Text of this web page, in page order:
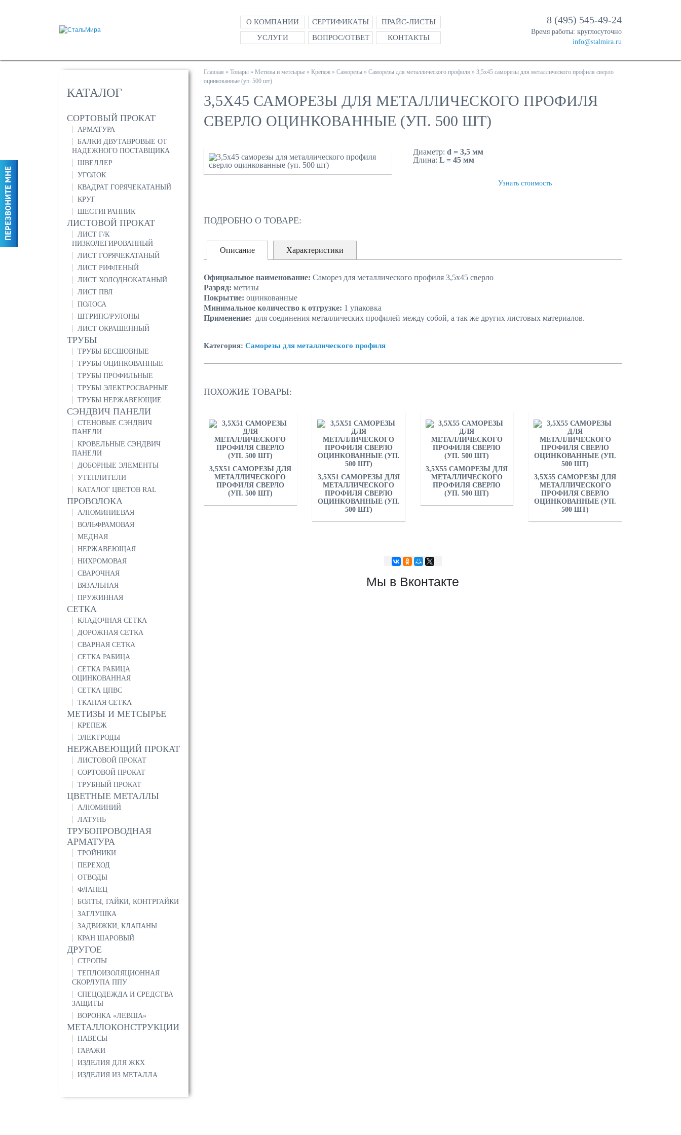
О КОМПАНИИ СЕРТИФИКАТЫ
ПРАЙС-ЛИСТЫ
УСЛУГИ
ВОПРОС/ОТВЕТ КОНТАКТЫ
8 (495) 545-49-24
Время работы: круглосуточно
info@stalmira.ru
КАТАЛОГ
СОРТОВЫЙ ПРОКАТ
АРМАТУРА
БАЛКИ ДВУТАВРОВЫЕ ОТ
НАДЕЖНОГО ПОСТАВЩИКА
ШВЕЛЛЕР
УГОЛОК
КВАДРАТ ГОРЯЧЕКАТАНЫЙ
КРУГ
ШЕСТИГРАННИК
ЛИСТОВОЙ ПРОКАТ
ЛИСТ Г/К
НИЗКОЛЕГИРОВАННЫЙ
ЛИСТ ГОРЯЧЕКАТАНЫЙ
ЛИСТ РИФЛЕНЫЙ
ЛИСТ ХОЛОДНОКАТАНЫЙ
ЛИСТ ПВЛ
ПОЛОСА
ШТРИПС/РУЛОНЫ
ЛИСТ ОКРАШЕННЫЙ
ТРУБЫ
ТРУБЫ БЕСШОВНЫЕ
ТРУБЫ ОЦИНКОВАННЫЕ
ТРУБЫ ПРОФИЛЬНЫЕ
ТРУБЫ ЭЛЕКТРОСВАРНЫЕ
ТРУБЫ НЕРЖАВЕЮЩИЕ
СЭНДВИЧ ПАНЕЛИ
СТЕНОВЫЕ СЭНДВИЧ
ПАНЕЛИ
КРОВЕЛЬНЫЕ СЭНДВИЧ
ПАНЕЛИ
ДОБОРНЫЕ ЭЛЕМЕНТЫ
УТЕПЛИТЕЛИ
КАТАЛОГ ЦВЕТОВ RAL
ПРОВОЛОКА
АЛЮМИНИЕВАЯ
ВОЛЬФРАМОВАЯ
МЕДНАЯ
НЕРЖАВЕЮЩАЯ
НИХРОМОВАЯ
СВАРОЧНАЯ
ВЯЗАЛЬНАЯ
ПРУЖИННАЯ
СЕТКА
КЛАДОЧНАЯ СЕТКА
ДОРОЖНАЯ СЕТКА
СВАРНАЯ СЕТКА
СЕТКА РАБИЦА
СЕТКА РАБИЦА
ОЦИНКОВАННАЯ
СЕТКА ЦПВС
ТКАНАЯ СЕТКА
МЕТИЗЫ И МЕТСЫРЬЕ
КРЕПЕЖ
ЭЛЕКТРОДЫ
НЕРЖАВЕЮЩИЙ ПРОКАТ
ЛИСТОВОЙ ПРОКАТ
СОРТОВОЙ ПРОКАТ
ТРУБНЫЙ ПРОКАТ
ЦВЕТНЫЕ МЕТАЛЛЫ
АЛЮМИНИЙ
ЛАТУНЬ
ТРУБОПРОВОДНАЯ
АРМАТУРА
ТРОЙНИКИ
ПЕРЕХОД
ОТВОДЫ
ФЛАНЕЦ
БОЛТЫ, ГАЙКИ, КОНТРГАЙКИ
ЗАГЛУШКА
ЗАДВИЖКИ, КЛАПАНЫ
КРАН ШАРОВЫЙ
ДРУГОЕ
СТРОПЫ
ТЕПЛОИЗОЛЯЦИОННАЯ
СКОРЛУПА ППУ
СПЕЦОДЕЖДА И СРЕДСТВА
ЗАЩИТЫ
ВОРОНКА «ЛЕВША»
МЕТАЛЛОКОНСТРУКЦИИ
НАВЕСЫ
ГАРАЖИ
ИЗДЕЛИЯ ДЛЯ ЖКХ
ИЗДЕЛИЯ ИЗ МЕТАЛЛА
Главная » Товары » Метизы и метсырье » Крепеж » Саморезы » Саморезы для металлического профиля » 3,5х45 саморезы для металлического профиля сверло
оцинкованные (уп. 500 шт)
3,5Х45 САМОРЕЗЫ ДЛЯ МЕТАЛЛИЧЕСКОГО ПРОФИЛЯ
СВЕРЛО ОЦИНКОВАННЫЕ (УП. 500 ШТ)
Диаметр: d = 3,5 мм
Длина: L = 45 мм
Узнать стоимость
ПОДРОБНО О ТОВАРЕ:
Описание Характеристики
Официальное наименование: Саморез для металлического профиля 3,5х45 сверло
Разряд: метизы
Покрытие: оцинкованные
Минимальное количество к отгрузке: 1 упаковка
Применение: для соединения металлических профилей между собой, а так же других листовых материалов.
Категория: Саморезы для металлического профиля
ПОХОЖИЕ ТОВАРЫ:
3,5Х51 САМОРЕЗЫ ДЛЯ
МЕТАЛЛИЧЕСКОГО
ПРОФИЛЯ СВЕРЛО
(УП. 500 ШТ)
3,5Х51 САМОРЕЗЫ ДЛЯ
МЕТАЛЛИЧЕСКОГО
ПРОФИЛЯ СВЕРЛО
ОЦИНКОВАННЫЕ (УП.
500 ШТ)
3,5Х55 САМОРЕЗЫ ДЛЯ
МЕТАЛЛИЧЕСКОГО
ПРОФИЛЯ СВЕРЛО
(УП. 500 ШТ)
3,5Х55 САМОРЕЗЫ ДЛЯ
МЕТАЛЛИЧЕСКОГО
ПРОФИЛЯ СВЕРЛО
ОЦИНКОВАННЫЕ (УП.
500 ШТ)
Мы в Вконтакте